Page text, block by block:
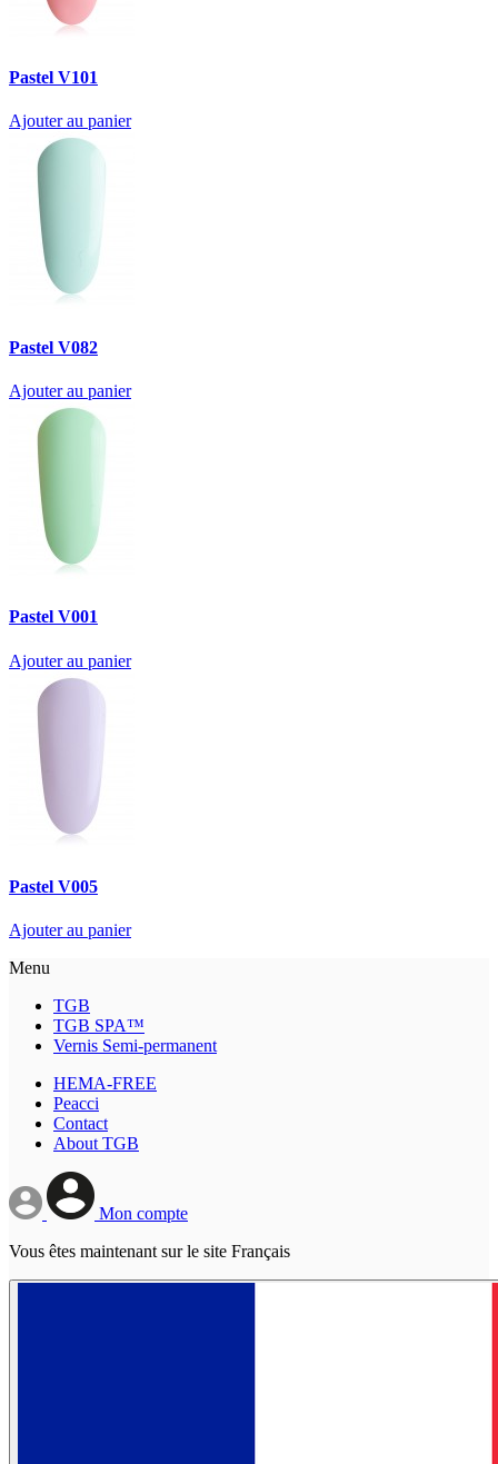
Pastel V101
Ajouter au panier
Pastel V082
Ajouter au panier
Pastel V001
Ajouter au panier
Pastel V005
Ajouter au panier
Menu
TGB
TGB SPA™
Vernis Semi-permanent
HEMA-FREE
Peacci
Contact
About TGB
Mon compte
Vous êtes maintenant sur le site Français